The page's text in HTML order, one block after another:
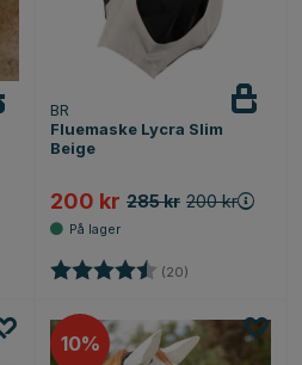
BR
Fluemaske Lycra Slim
Beige
200 kr 285 kr 200 kr
Karakter: (20)
10%